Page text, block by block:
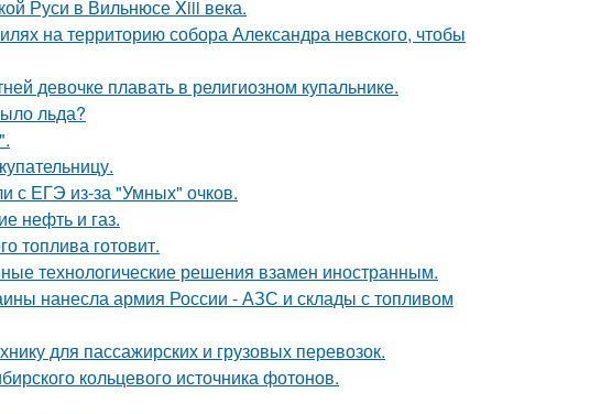
Руси в Вильнюсе Xiii века.
на территорию собора Александра невского, чтобы
девочке плавать в религиозном купальнике.
льда?
с ЕГЭ из-за "Умных" очков.
нефть и газ.
топлива готовит.
технологические решения взамен иностранным.
нанесла армия России - АЗС и склады с топливом
для пассажирских и грузовых перевозок.
кольцевого источника фотонов.